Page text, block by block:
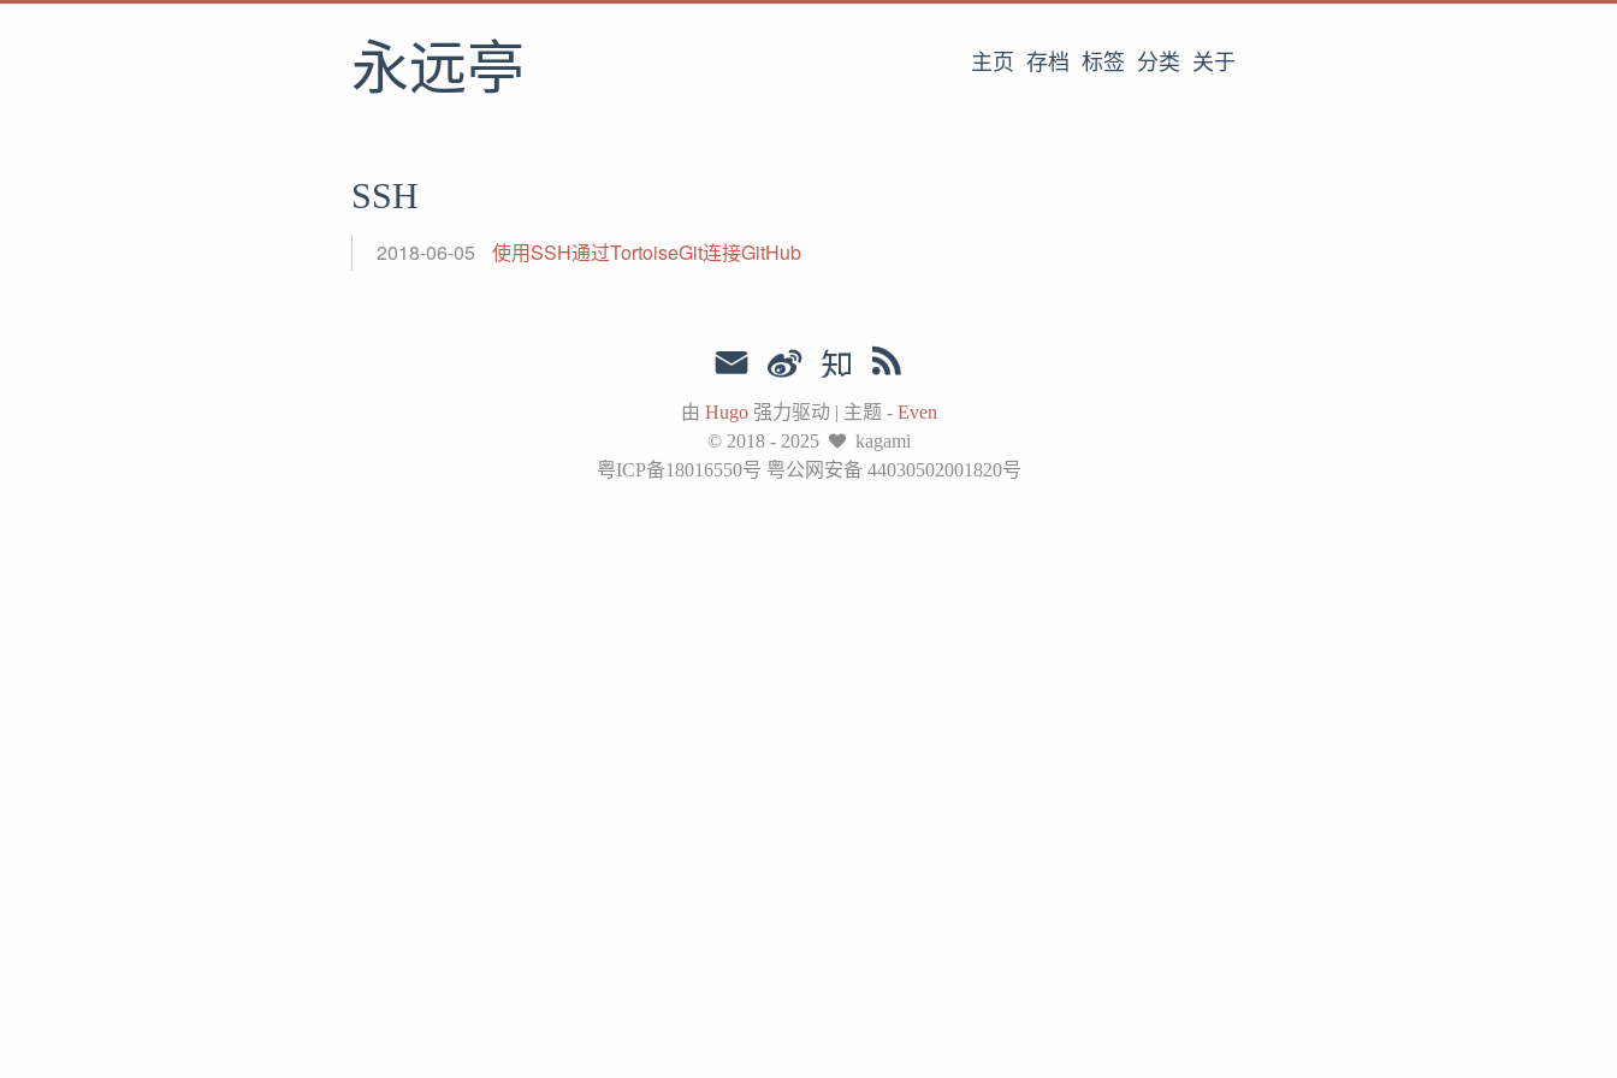
永远亭 主页 存档 标签 分类 关于
SSH
2018-06-05 使用SSH通过TortoiseGit连接GitHub
由 Hugo强力驱动 | 主题 - Even
© 2018 - 2025
kagami
粤ICP备18016550号 粤公网安备 44030502001820号